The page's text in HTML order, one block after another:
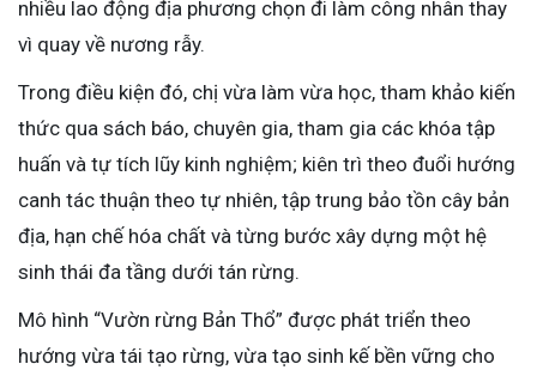
nhiều lao động địa phương chọn đi làm công nhân thay
vì quay về nương rẫy.
Trong điều kiện đó, chị vừa làm vừa học, tham khảo kiến
thức qua sách báo, chuyên gia, tham gia các khóa tập
huấn và tự tích lũy kinh nghiệm; kiên trì theo đuổi hướng
canh tác thuận theo tự nhiên, tập trung bảo tồn cây bản
địa, hạn chế hóa chất và từng bước xây dựng một hệ
sinh thái đa tầng dưới tán rừng.
Mô hình “Vườn rừng Bản Thổ” được phát triển theo
hướng vừa tái tạo rừng, vừa tạo sinh kế bền vững cho